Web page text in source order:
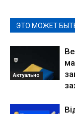
ЭТО МОЖЕТ
Актуально